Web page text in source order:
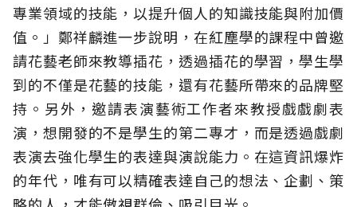
專業領域的技能，以提升個人的知識技能與附加價
值。」鄭祥麟進一步說明，在紅塵學的課程中曾邀
請花藝老師來教導插花，透過插花的學習，學生學
到的不僅是花藝的技能，還有花藝所帶來的品牌堅
持。另外，邀請表演藝術工作者來教授戲戲劇表
演，想開發的不是學生的第二專才，而是透過戲劇
表演去強化學生的表達與演說能力。在這資訊爆炸
的年代，唯有可以精確表達自己的想法、企劃、策